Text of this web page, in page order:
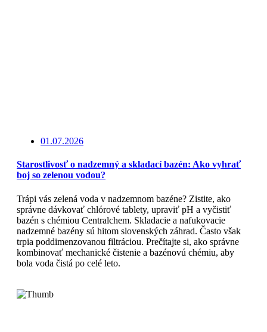
01.07.2026
Starostlivosť o nadzemný a skladací bazén: Ako vyhrať
boj so zelenou vodou?
Trápi vás zelená voda v nadzemnom bazéne? Zistite, ako
správne dávkovať chlórové tablety, upraviť pH a vyčistiť
bazén s chémiou Centralchem. Skladacie a nafukovacie
nadzemné bazény sú hitom slovenských záhrad. Často však
trpia poddimenzovanou filtráciou. Prečítajte si, ako správne
kombinovať mechanické čistenie a bazénovú chémiu, aby
bola voda čistá po celé leto.